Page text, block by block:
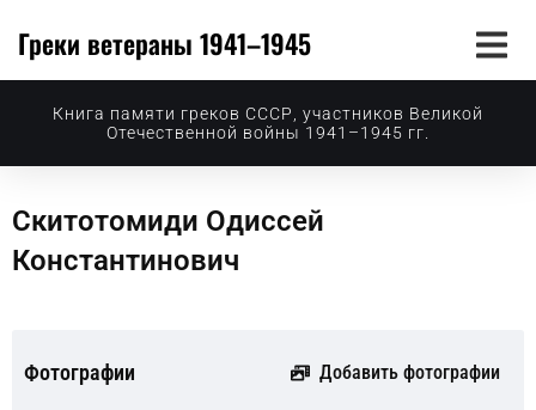
Греки ветераны 1941–1945
Книга памяти греков СССР, участников Великой
Отечественной войны 1941–1945 гг.
Скитотомиди Одиссей
Константинович
Фотографии Добавить фотографии